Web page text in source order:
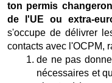
ton permis
de l'UE ou extra-
s'occupe de délivrer
contacts avec l'OCPM,
de ne pas
nécessaires et